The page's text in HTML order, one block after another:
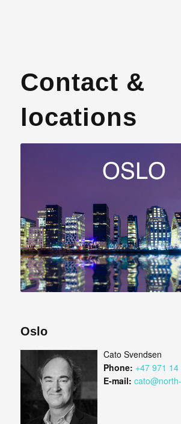
Contact &
locations
Oslo
Cato Svendsen
Phone: +47 971 14
E-mail: